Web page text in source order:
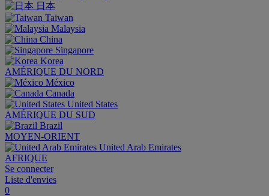
日本
Taiwan
Malaysia
China
Singapore
Korea
AMÉRIQUE DU NORD
México
Canada
United States
AMÉRIQUE DU SUD
Brazil
MOYEN-ORIENT
United Arab Emirates
AFRIQUE
Se connecter
Liste d'envies
0